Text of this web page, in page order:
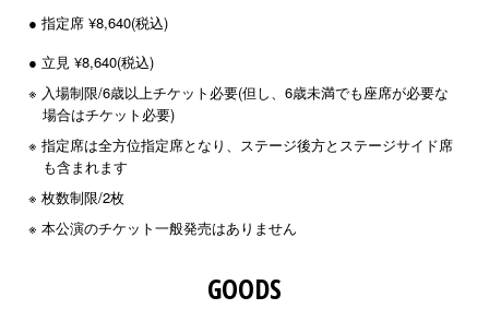
● 指定席 ¥8,640(税込)
● 立見 ¥8,640(税込)
※ 入場制限/6歳以上チケット必要(但し、6歳未満でも座席が必要な
場合はチケット必要)
※ 指定席は全方位指定席となり、ステージ後方とステージサイド席
も含まれます
※ 枚数制限/2枚
※ 本公演のチケット一般発売はありません
GOODS